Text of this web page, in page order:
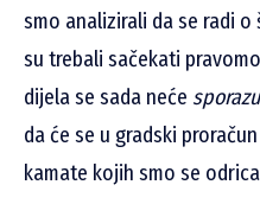
smo analizirali da se radi
su trebali sačekati
dijela se sada neće
da će se u gradski
kamate kojih smo se